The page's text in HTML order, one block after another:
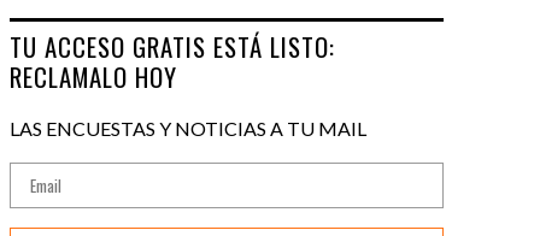
TU ACCESO GRATIS ESTÁ LISTO:
RECLAMALO HOY
LAS ENCUESTAS Y NOTICIAS A TU MAIL